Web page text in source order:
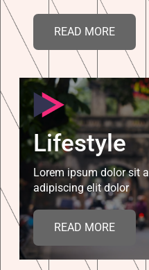
READ MORE
Lifestyle
Lorem ipsum dolor sit
adipiscing elit dolor
READ MORE